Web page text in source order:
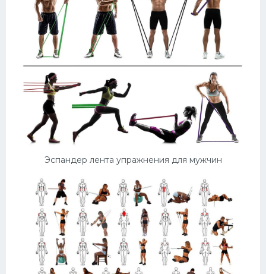
Эспандер лента упражнения для мужчин